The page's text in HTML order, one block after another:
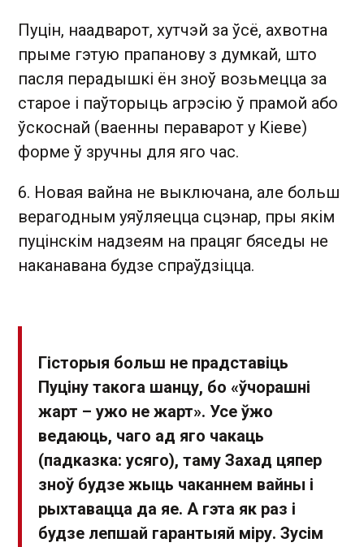
Пуцін, наадварот, хутчэй за ўсё, ахвотна
прыме гэтую прапанову з думкай, што
пасля перадышкі ён зноў возьмецца за
старое і паўторыць агрэсію ў прамой або
ўскоснай (ваенны пераварот у Кіеве)
форме ў зручны для яго час.
6. Новая вайна не выключана, але больш
верагодным уяўляецца сцэнар, пры якім
пуцінскім надзеям на працяг бяседы не
наканавана будзе спраўдзіцца.
Гісторыя больш не прадставіць
Пуціну такога шанцу, бо «ўчорашні
жарт – ужо не жарт». Усе ўжо
ведаюць, чаго ад яго чакаць
(падказка: усяго), таму Захад цяпер
зноў будзе жыць чаканнем вайны і
рыхтавацца да яе. А гэта як раз і
будзе лепшай гарантыяй міру. Зусім